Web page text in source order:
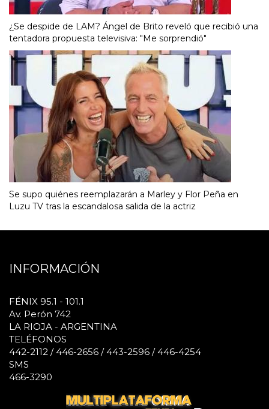
¿Se despide de LAM? Ángel de Brito reveló que recibió una
tentadora propuesta televisiva: "Me sorprendió"
Se supo quiénes reemplazarán a Marley y Flor Peña en
Luzu TV tras la escandalosa salida de la actriz
INFORMACIÓN
FÉNIX 95.1 - 101.1
Av. Perón 742
LA RIOJA - ARGENTINA
TELÉFONOS
442-2112 / 446-2656 / 443-2596 / 446-4254
SMS
466-3290